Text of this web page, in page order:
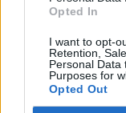
Opted In
I want to opt-
Retention,
Personal Data
Purposes for
Opted Out
Seleccione cada